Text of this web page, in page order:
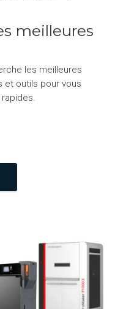
meilleures
les meilleures
et outils pour vous